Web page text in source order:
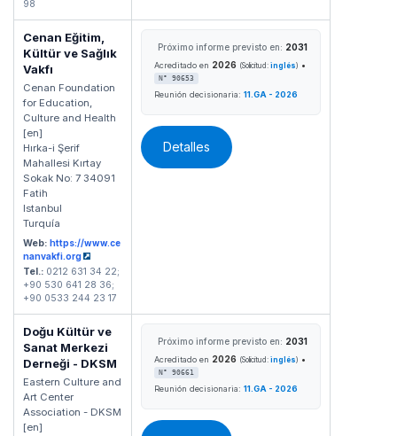
98
Cenan Eğitim,
Kültür ve Sağlık
Vakfı
Cenan Foundation
for Education,
Culture and Health
[en]
Hırka-i Şerif
Mahallesi Kırtay
Sokak No: 7 34091
Fatih
Istanbul
Turquía
Web: https://www.ce
nanvakfi.org
Tel.: 0212 631 34 22;
+90 530 641 28 36;
+90 0533 244 23 17
Próximo informe previsto en: 2031
Acreditado en 2026 (Solicitud: inglés) •
N° 90653
Reunión decisionaria: 11.GA - 2026
Detalles
Doğu Kültür ve
Sanat Merkezi
Derneği - DKSM
Eastern Culture and
Art Center
Association - DKSM
[en]
Próximo informe previsto en: 2031
Acreditado en 2026 (Solicitud: inglés) •
N° 90661
Reunión decisionaria: 11.GA - 2026